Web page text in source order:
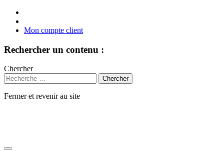
Mon compte client
Rechercher un contenu :
Chercher
Fermer et revenir au site